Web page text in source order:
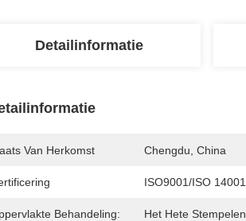
Detailinformatie
Van Herkomst Chengdu, China
ISO9001/ISO 14001
Behandeling: Het Hete Stempelen